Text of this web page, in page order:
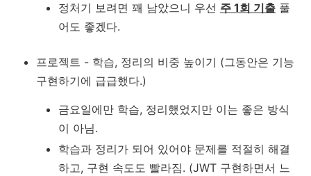
정처기 보려면 꽤 남았으니 우선 주 1회 기출 풀
어도 좋겠다.
프로젝트 - 학습, 정리의 비중 높이기 (그동안은 기능
구현하기에 급급했다.)
금요일에만 학습, 정리했었지만 이는 좋은 방식
이 아님.
학습과 정리가 되어 있어야 문제를 적절히 해결
하고, 구현 속도도 빨라짐. (JWT 구현하면서 느